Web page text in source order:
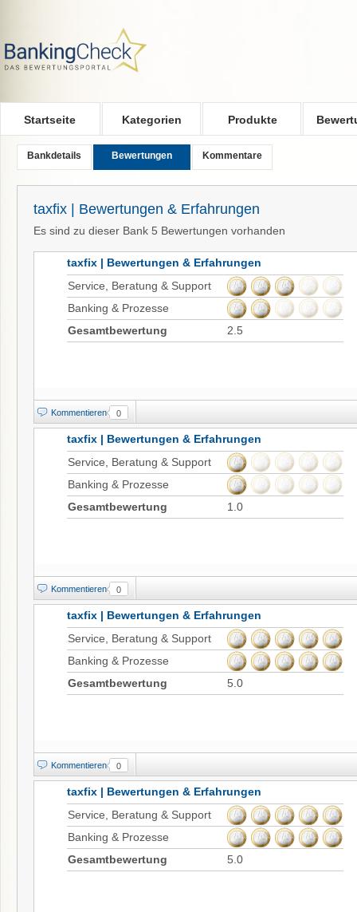
Startseite Kategorien Produkte
Bankdetails Bewertungen Kommentare
taxfix | Bewertungen & Erfahrungen
Es sind zu dieser Bank 5 Bewertungen vorhanden
taxfix | Bewertungen & Erfahrungen
Service, Beratung & Support
Banking & Prozesse
Gesamtbewertung
2.5
Kommentieren 0
taxfix | Bewertungen & Erfahrungen
Service, Beratung & Support
Banking & Prozesse
Gesamtbewertung
1.0
Kommentieren 0
taxfix | Bewertungen & Erfahrungen
Service, Beratung & Support
Banking & Prozesse
Gesamtbewertung
5.0
Kommentieren 0
taxfix | Bewertungen & Erfahrungen
Service, Beratung & Support
Banking & Prozesse
Gesamtbewertung
5.0